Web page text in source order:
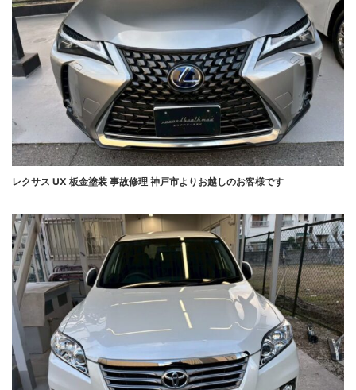
レクサス UX 板金塗装 事故修理 神戸市よりお越しのお客様です